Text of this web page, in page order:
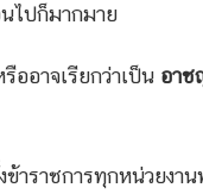
ไปก็มากมาย
ออาจเรียกว่าเป็น อาช
ข้าราชการทุกหน่วยง